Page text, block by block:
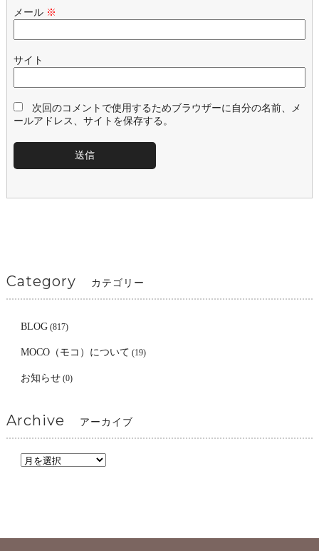
メール ※
サイト
次回のコメントで使用するためブラウザーに自分の名前、メ
ールアドレス、サイトを保存する。
Category カテゴリー
BLOG(817)
MOCO（モコ）について (19)
お知らせ(0)
Archive アーカイブ